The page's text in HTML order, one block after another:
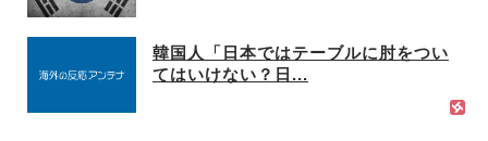
韓国人「日本ではテーブルに肘をつい
てはいけない？日...